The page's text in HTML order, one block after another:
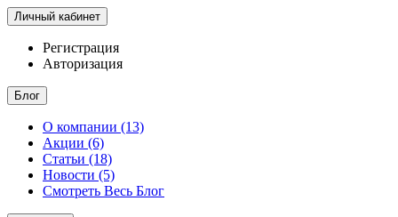
Личный кабинет
Регистрация
Авторизация
Блог
О компании (13)
Акции (6)
Статьи (18)
Новости (5)
Смотреть Весь Блог